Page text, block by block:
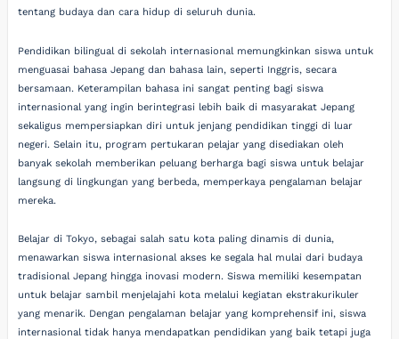
tentang budaya dan cara hidup di seluruh dunia.
Pendidikan bilingual di sekolah internasional memungkinkan siswa untuk
menguasai bahasa Jepang dan bahasa lain, seperti Inggris, secara
bersamaan. Keterampilan bahasa ini sangat penting bagi siswa
internasional yang ingin berintegrasi lebih baik di masyarakat Jepang
sekaligus mempersiapkan diri untuk jenjang pendidikan tinggi di luar
negeri. Selain itu, program pertukaran pelajar yang disediakan oleh
banyak sekolah memberikan peluang berharga bagi siswa untuk belajar
langsung di lingkungan yang berbeda, memperkaya pengalaman belajar
mereka.
Belajar di Tokyo, sebagai salah satu kota paling dinamis di dunia,
menawarkan siswa internasional akses ke segala hal mulai dari budaya
tradisional Jepang hingga inovasi modern. Siswa memiliki kesempatan
untuk belajar sambil menjelajahi kota melalui kegiatan ekstrakurikuler
yang menarik. Dengan pengalaman belajar yang komprehensif ini, siswa
internasional tidak hanya mendapatkan pendidikan yang baik tetapi juga